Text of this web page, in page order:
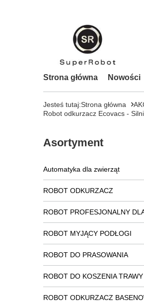
Strona główna Nowości
Jesteś tutaj:Strona główna
Robot odkurzacz Ecovacs -
Asortyment
Automatyka dla zwierząt
ROBOT ODKURZACZ
ROBOT PROFESJONALNY
ROBOT MYJĄCY PODŁOGI
ROBOT DO PRASOWANIA
ROBOT DO KOSZENIA TRAWY
ROBOT ODKURZACZ